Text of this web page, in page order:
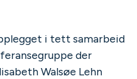
i tett samarbeid
der
Walsøe Lehn